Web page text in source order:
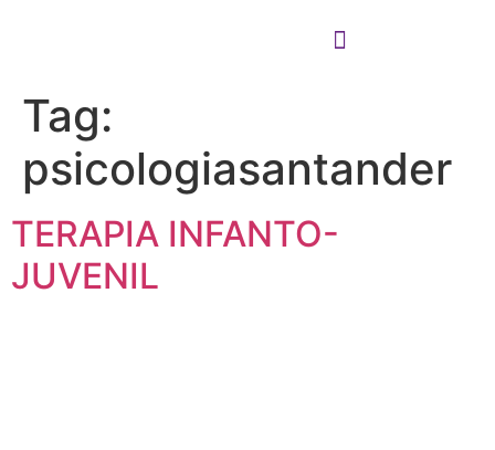
Tag:
psicologiasantander
TERAPIA INFANTO-
JUVENIL